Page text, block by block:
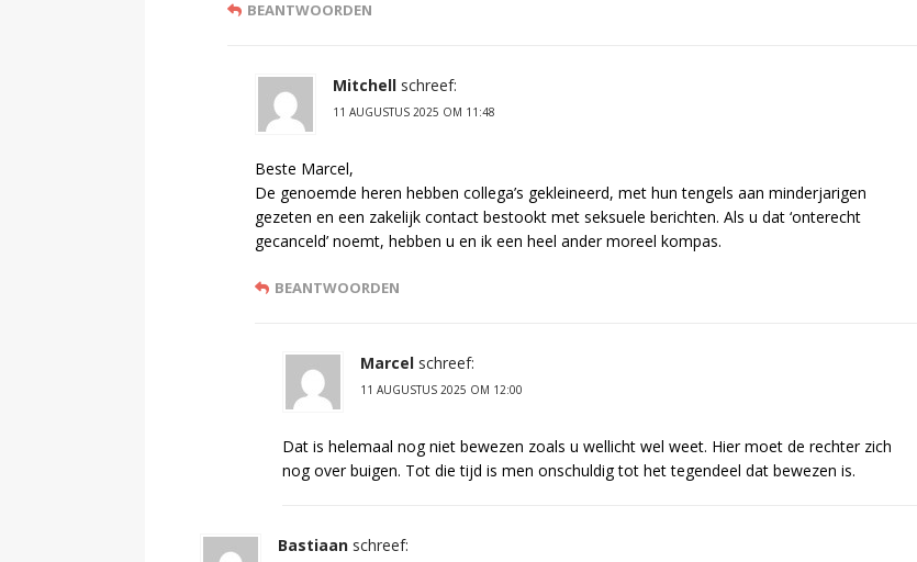
BEANTWOORDEN
Mitchell schreef:
11 AUGUSTUS 2025 OM 11:48
Beste Marcel,
De genoemde heren hebben collega’s gekleineerd, met hun tengels aan minderjarigen
gezeten en een zakelijk contact bestookt met seksuele berichten. Als u dat ‘onterecht
gecanceld’ noemt, hebben u en ik een heel ander moreel kompas.
BEANTWOORDEN
Marcel schreef:
11 AUGUSTUS 2025 OM 12:00
Dat is helemaal nog niet bewezen zoals u wellicht wel weet. Hier moet de rechter zich
nog over buigen. Tot die tijd is men onschuldig tot het tegendeel dat bewezen is.
Bastiaan schreef: